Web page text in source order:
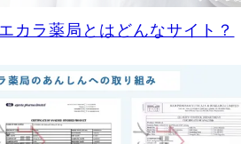
カラ薬局とはどんなサイト？